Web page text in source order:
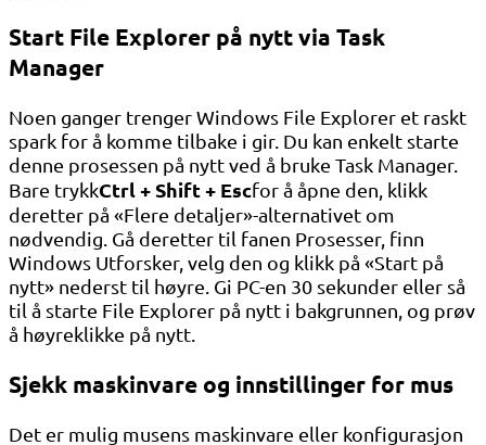
Start File Explorer på nytt via Task
Manager
Noen ganger trenger Windows File Explorer et raskt
spark for å komme tilbake i gir. Du kan enkelt starte
denne prosessen på nytt ved å bruke Task Manager.
Bare trykkCtrl + Shift + Escfor å åpne den, klikk
deretter på «Flere detaljer»-alternativet om
nødvendig. Gå deretter til fanen Prosesser, finn
Windows Utforsker, velg den og klikk på «Start på
nytt» nederst til høyre. Gi PC-en 30 sekunder eller så
til å starte File Explorer på nytt i bakgrunnen, og prøv
å høyreklikke på nytt.
Sjekk maskinvare og innstillinger for mus
Det er mulig musens maskinvare eller konfigurasjon